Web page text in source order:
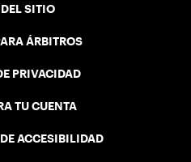
DEL SITIO
ÁRBITROS
PRIVACIDAD
TU CUENTA
ACCESIBILIDAD